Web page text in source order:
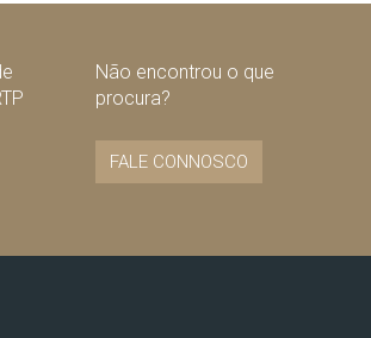
Não encontrou o que
procura?
FALE CONNOSCO